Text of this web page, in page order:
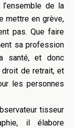
de la
mettre en grève,
pas. Que faire
sa profession
santé, et donc
droit de retrait, et
les personnes
tisseur
il élabore